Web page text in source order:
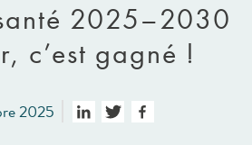
2025–2030
c’est gagné !
2025